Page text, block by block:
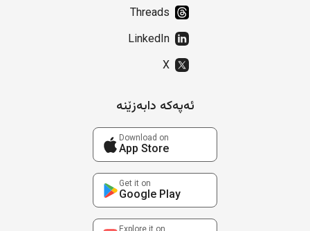
Threads
LinkedIn
X
ئەپەکە دابەزێنە
Download on
App Store
Get it on
Google Play